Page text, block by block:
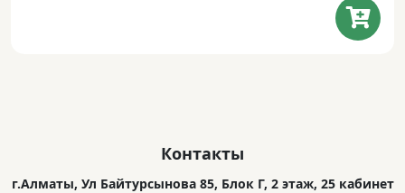
Контакты
г.Алматы, Ул Байтурсынова 85, Блок Г, 2 этаж, 25 кабинет